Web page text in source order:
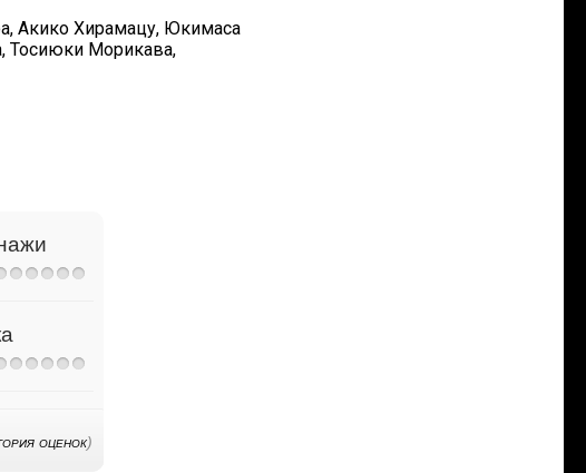
Акико Хирамацу, Юкимаса
Тосиюки Морикава,
оценок)